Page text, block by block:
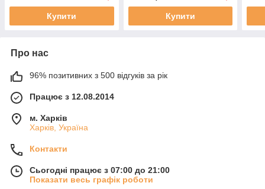
Купити Купити
Про нас
96% позитивних з 500 відгуків за рік
Працює з 12.08.2014
м. Харків
Харків, Україна
Контакти
Сьогодні працює з 07:00 до 21:00
Показати весь графік роботи